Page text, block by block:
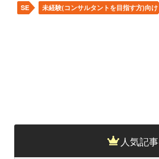
SE 未経験(コンサルタントを目指す方)向け
人気記事